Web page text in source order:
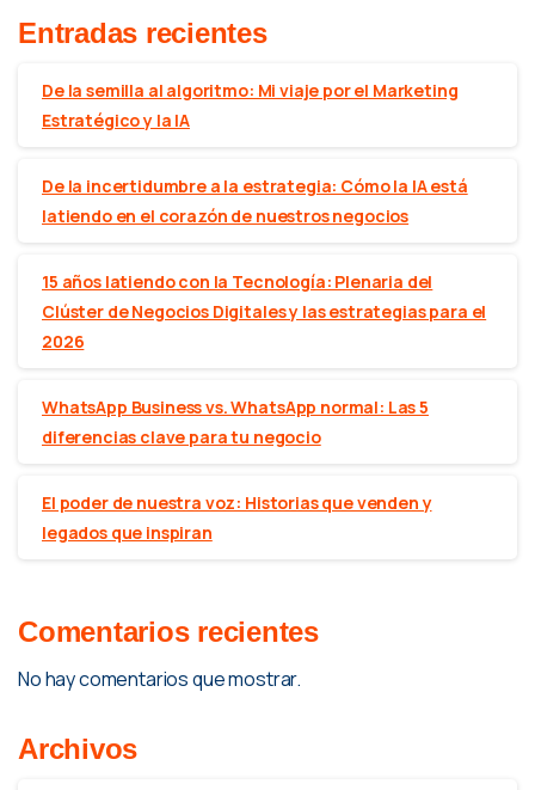
Entradas recientes
De la semilla al algoritmo: Mi viaje por el Marketing
Estratégico y la IA
De la incertidumbre a la estrategia: Cómo la IA está
latiendo en el corazón de nuestros negocios
15 años latiendo con la Tecnología: Plenaria del
Clúster de Negocios Digitales y las estrategias para el
2026
WhatsApp Business vs. WhatsApp normal: Las 5
diferencias clave para tu negocio
El poder de nuestra voz: Historias que venden y
legados que inspiran
Comentarios recientes
No hay comentarios que mostrar.
Archivos